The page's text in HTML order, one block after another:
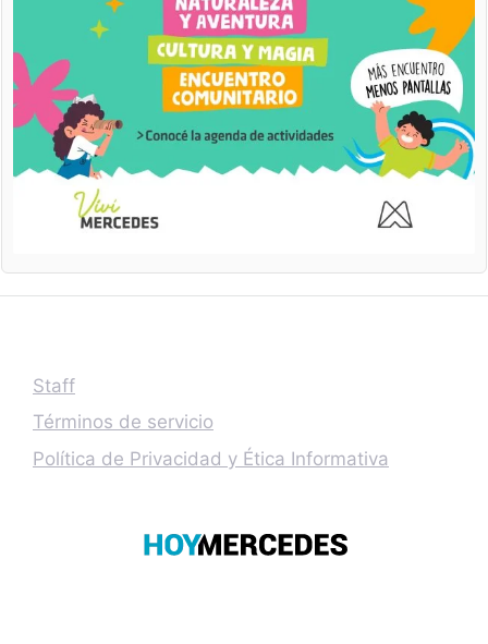
Staff
Términos de servicio
Política de Privacidad y Ética Informativa